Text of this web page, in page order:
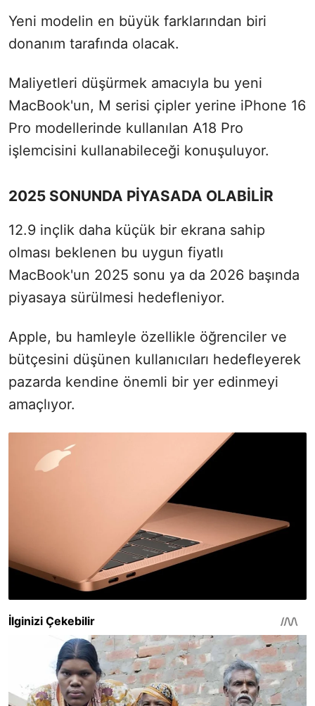
Yeni modelin en büyük farklarından biri
donanım tarafında olacak.
Maliyetleri düşürmek amacıyla bu yeni
MacBook'un, M serisi çipler yerine iPhone 16
Pro modellerinde kullanılan A18 Pro
işlemcisini kullanabileceği konuşuluyor.
2025 SONUNDA PİYASADA OLABİLİR
12.9 inçlik daha küçük bir ekrana sahip
olması beklenen bu uygun fiyatlı
MacBook'un 2025 sonu ya da 2026 başında
piyasaya sürülmesi hedefleniyor.
Apple, bu hamleyle özellikle öğrenciler ve
bütçesini düşünen kullanıcıları hedefleyerek
pazarda kendine önemli bir yer edinmeyi
amaçlıyor.